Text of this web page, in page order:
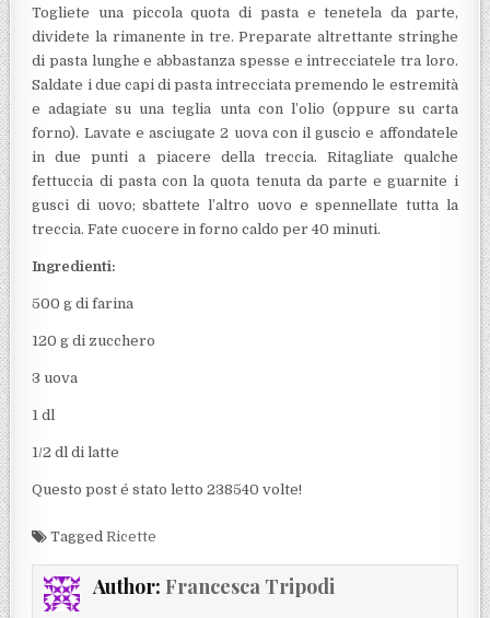
Togliete una piccola quota di pasta e tenetela da parte,
dividete la rimanente in tre. Preparate altrettante stringhe
di pasta lunghe e abbastanza spesse e intrecciatele tra loro.
Saldate i due capi di pasta intrecciata premendo le estremità
e adagiate su una teglia unta con l’olio (oppure su carta
forno). Lavate e asciugate 2 uova con il guscio e affondatele
in due punti a piacere della treccia. Ritagliate qualche
fettuccia di pasta con la quota tenuta da parte e guarnite i
gusci di uovo; sbattete l’altro uovo e spennellate tutta la
treccia. Fate cuocere in forno caldo per 40 minuti.
Ingredienti:
500 g di farina
120 g di zucchero
3 uova
1 dl
1/2 dl di latte
Questo post é stato letto 238540 volte!
TaggedRicette
Author: Francesca Tripodi